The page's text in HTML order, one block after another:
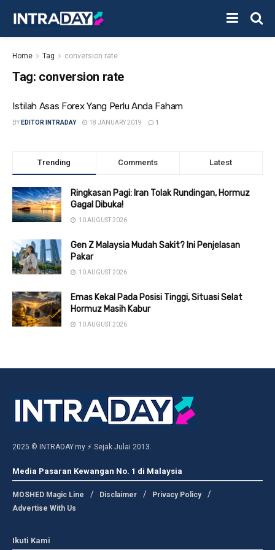
Home Tag conversion rate
Tag: conversion rate
Istilah Asas Forex Yang Perlu Anda Faham
BY EDITOR INTRADAY 18 JANUARY 2019 1
Trending Comments Latest
Ringkasan Pagi: Iran Tolak Rundingan, Hormuz
Gagal Dibuka!
10 AUGUST 2026
Gen Z Malaysia Mudah Sakit? Ini Penjelasan
Pakar
10 AUGUST 2026
Emas Kekal Pada Posisi Tinggi, Situasi Selat
Hormuz Masih Kabur
10 AUGUST 2026
2025 © INTRADAY.my ⚡ Sejak Julai 2013.
Media Pasaran Kewangan No. 1 di Malaysia
MOSHED Magic Line Disclaimer
Privacy Policy
Advertise With Us
Ikuti Kami